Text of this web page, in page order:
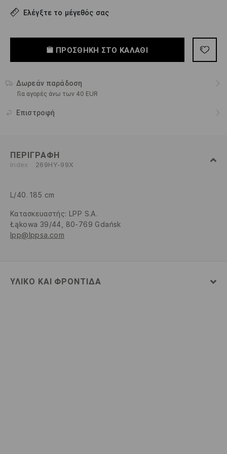
Ελέγξτε το μέγεθός σας
ΠΡΟΣΘΉΚΗ ΣΤΟ ΚΑΛΆΘΙ
Δωρεάν παράδοση
Για αγορές άνω των 40 EUR
Επιστροφή
ΠΕΡΙΓΡΑΦΉ
Index 269HY-99X
L/40. 185 cm
Κατασκευαστής: LPP S.A.
Łąkowa 39/44, 80-769 Gdańsk
lpp@lppsa.com
ΥΛΙΚΌ ΚΑΙ ΦΡΟΝΤΊΔΑ